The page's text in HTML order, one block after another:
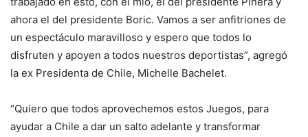
ahora el del presidente Boric. Vamos a ser anfitriones de
un espectáculo maravilloso y espero que todos lo
disfruten y apoyen a todos nuestros deportistas”, agregó
la ex Presidenta de Chile, Michelle Bachelet.
“Quiero que todos aprovechemos estos Juegos, para
ayudar a Chile a dar un salto adelante y transformar